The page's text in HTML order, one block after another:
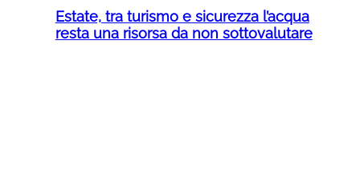
Estate, tra turismo e sicurezza l’acqua
resta una risorsa da non sottovalutare